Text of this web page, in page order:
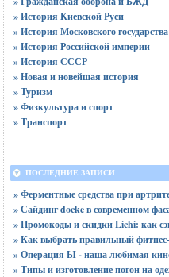
» История Киевской Руси
» История Московского государства
» История Российской империи
» История СССР
» Новая и новейшая история
» Туризм
» Физкультура и спорт
» Транспорт
ПОСЛЕДНИЕ ЗАПИСИ